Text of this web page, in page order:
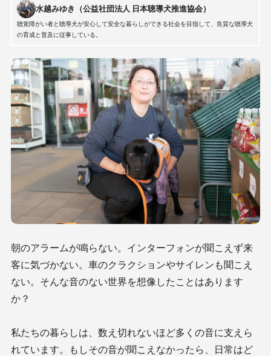
水越みゆき（公益社団法人 日本聴導犬推進協会）
聴覚障がい者と聴導犬が安心して安全な暮らしができる社会を目指して、良質な聴導犬
の育成と普及に従事している。
朝のアラームが鳴らない。インターフォンが聞こえず来
客に気づかない。車のクラクションやサイレンも聞こえ
ない。そんな音のない世界を想像したことはあります
か？
私たちの暮らしは、数え切れないほど多くの音に支えら
れています。もしその音が聞こえなかったら、日常はど